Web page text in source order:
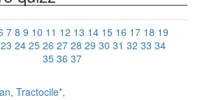
7 8 9 10 11 12 13 14 15 16 17 18 19
23 24 25 26 27 28 29 30 31 32 33 34
35 36 37
Tractocile*,